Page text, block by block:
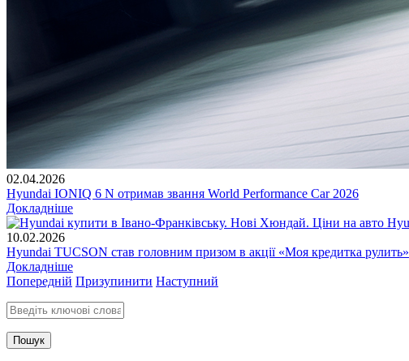
02.04.2026
Hyundai IONIQ 6 N отримав звання World Performance Car 2026
Докладніше
10.02.2026
Hyundai TUCSON став головним призом в акції «Моя кредитка рулить»
Докладніше
Попередній Призупинити Наступний
Введіть ключові слова для пошуку